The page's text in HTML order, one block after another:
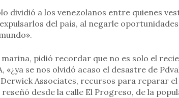
dividió a los venezolanos entre quienes
del país, al negarle
pidió recordar que no es solo el
«¿ya se nos olvidó acaso el desastre de
Associates, recursos para reparar
desde la calle El Progreso, de la